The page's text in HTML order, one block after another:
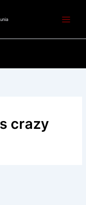
crazy